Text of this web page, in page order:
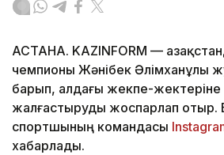
АСТАНА. KAZINFORM —
чемпионы Жәнібек Әлімханұлы
барып, алдағы жекпе-
жалғастыруды жоспарлап отыр.
спортшының командасы
хабарлады.